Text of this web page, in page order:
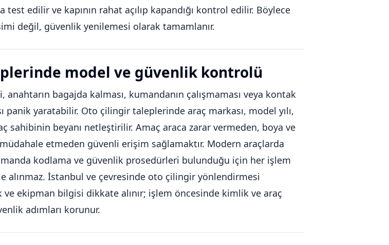
test edilir ve kapının rahat açılıp kapandığı kontrol edilir. Böylece
değil, güvenlik yenilemesi olarak tamamlanır.
model ve güvenlik kontrolü
anahtarın bagajda kalması, kumandanın çalışmaması veya kontak
panik yaratabilir. Oto çilingir taleplerinde araç markası, model yılı,
sahibinin beyanı netleştirilir. Amaç araca zarar vermeden, boya ve
etmeden güvenli erişim sağlamaktır. Modern araçlarda
kodlama ve güvenlik prosedürleri bulunduğu için her işlem
alınmaz. İstanbul ve çevresinde oto çilingir yönlendirmesi
ve ekipman bilgisi dikkate alınır; işlem öncesinde kimlik ve araç
adımları korunur.